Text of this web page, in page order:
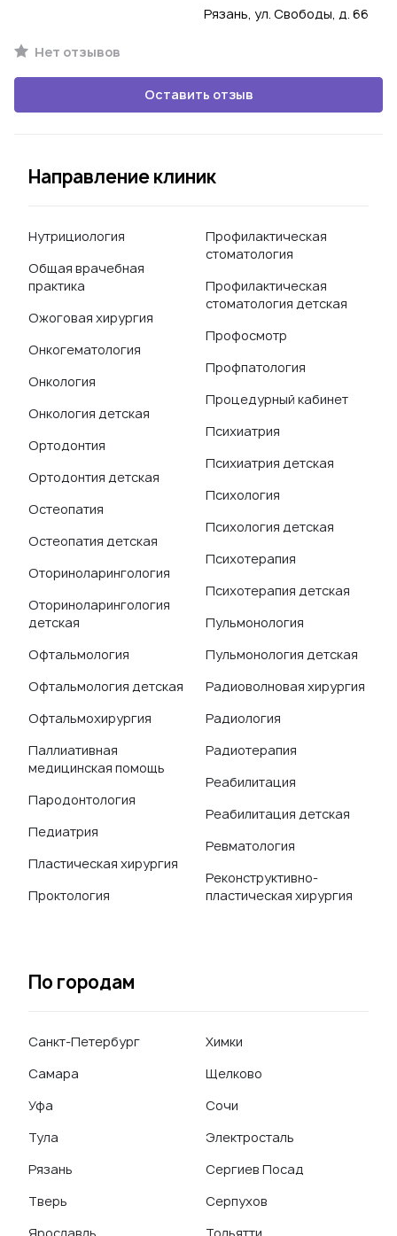
Рязань, ул. Свободы, д. 66
Нет отзывов
Оставить отзыв
Направление клиник
Нутрициология
Общая врачебная
практика
Ожоговая хирургия
Онкогематология
Онкология
Онкология детская
Ортодонтия
Ортодонтия детская
Остеопатия
Остеопатия детская
Оториноларингология
Оториноларингология
детская
Офтальмология
Офтальмология детская
Офтальмохирургия
Паллиативная
медицинская помощь
Пародонтология
Педиатрия
Пластическая хирургия
Проктология
Профилактическая
стоматология
Профилактическая
стоматология детская
Профосмотр
Профпатология
Процедурный кабинет
Психиатрия
Психиатрия детская
Психология
Психология детская
Психотерапия
Психотерапия детская
Пульмонология
Пульмонология детская
Радиоволновая хирургия
Радиология
Радиотерапия
Реабилитация
Реабилитация детская
Ревматология
Реконструктивно-
пластическая хирургия
По городам
Санкт-Петербург
Самара
Уфа
Тула
Рязань
Тверь
Химки
Щелково
Сочи
Электросталь
Сергиев Посад
Серпухов